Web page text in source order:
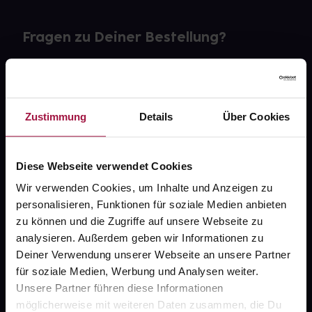
Zustimmung Details Über Cookies
Diese Webseite verwendet Cookies
Wir verwenden Cookies, um Inhalte und Anzeigen zu
personalisieren, Funktionen für soziale Medien anbieten
zu können und die Zugriffe auf unsere Webseite zu
analysieren. Außerdem geben wir Informationen zu
Deiner Verwendung unserer Webseite an unsere Partner
für soziale Medien, Werbung und Analysen weiter.
Unsere Partner führen diese Informationen
möglicherweise mit weiteren Daten zusammen, die Du
Fragen zu Deiner Bestellung?
gesund.de
Über uns
Karriere
Newsletter